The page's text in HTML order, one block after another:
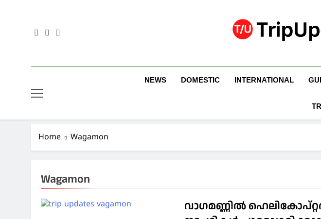
Trip
NEWS DOMESTIC INTERNATIONAL
Home Wagamon
Wagamon
വാഗമണ്ണില്‍